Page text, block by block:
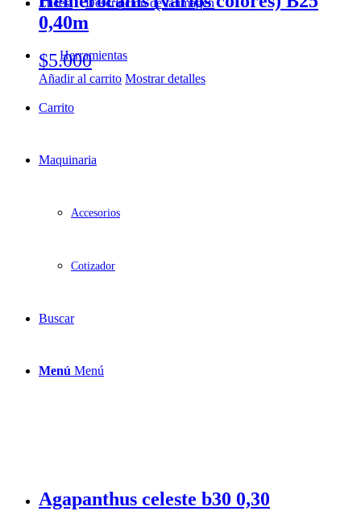
Luces
Herramientas
Carrito
Maquinaria
Accesorios
Cotizador
Buscar
Menú Menú
0,40m
$5.000
Añadir al carrito Mostrar detalles
Agapanthus celeste b30 0,30